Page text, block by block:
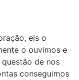
eis o
o ouvimos e
de nos
conseguimos